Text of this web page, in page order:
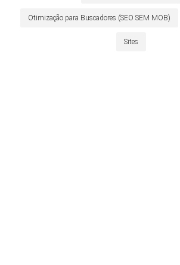
Otimização para Buscadores (SEO SEM MOB)
Sites